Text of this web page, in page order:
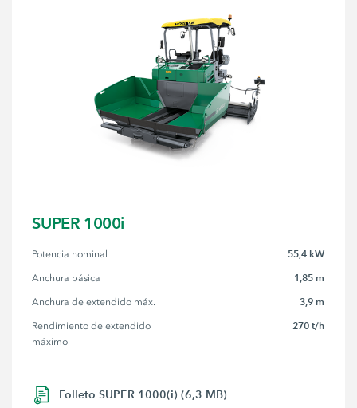
SUPER 1000i
Potencia nominal 55,4 kW
Anchura básica 1,85 m
Anchura de extendido máx. 3,9 m
Rendimiento de extendido
máximo
270 t/h
Folleto SUPER 1000(i) (6,3 MB)